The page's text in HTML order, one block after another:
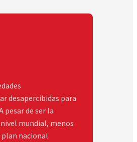
desapercibidas para
pesar de ser la
mundial, menos
plan nacional